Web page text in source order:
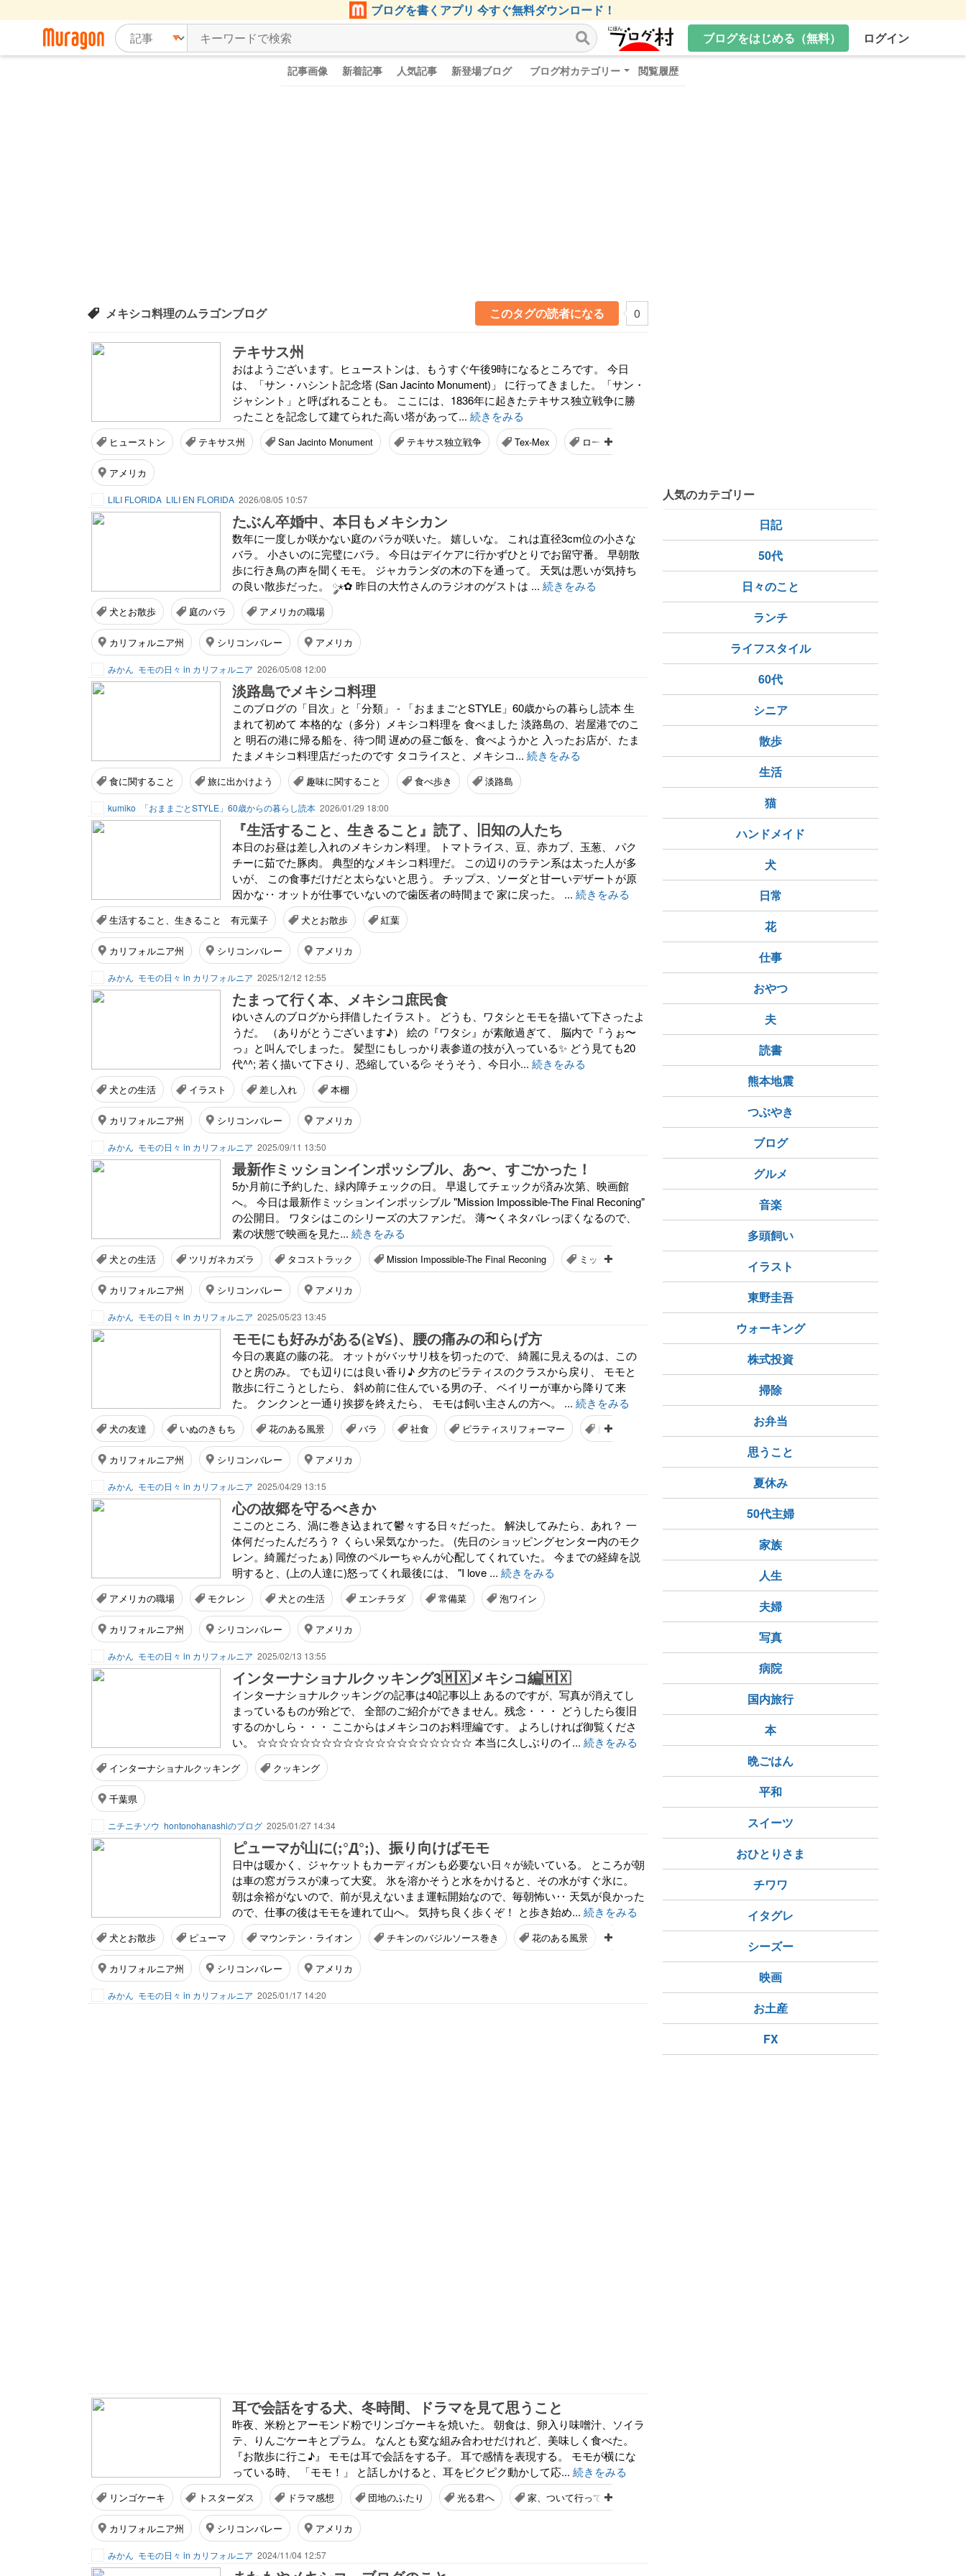
ブログを書くアプリ 今すぐ無料ダウンロード！
ブログをはじめる（無料）
ログイン
記事画像 新着記事 人気記事 新登場ブログ ブログ村カテゴリー 閲覧履歴
メキシコ料理のムラゴンブログ このタグの読者になる 0
テキサス州
おはようございます。ヒューストンは、もうすぐ午後9時になるところです。 今日
は、「サン・ハシント記念塔 (San Jacinto Monument)」 に行ってきました。「サン・
ジャシント」と呼ばれることも。 ここには、1836年に起きたテキサス独立戦争に勝
ったことを記念して建てられた高い塔があって... 続きをみる
ヒューストン テキサス州 San Jacinto Monument テキサス独立戦争 Tex-Mex ロードトリップ
アメリカ
LILI FLORIDA LILI EN FLORIDA 2026/08/05 10:57
たぶん卒婚中、本日もメキシカン
数年に一度しか咲かない庭のバラが咲いた。 嬉しいな。 これは直径3cm位の小さな
バラ。 小さいのに完璧にバラ。 今日はデイケアに行かずひとりでお留守番。 早朝散
歩に行き鳥の声を聞くモモ。 ジャカランダの木の下を通って。 天気は悪いが気持ち
の良い散歩だった。 ༘⋆✿ 昨日の大竹さんのラジオのゲストは ... 続きをみる
犬とお散歩 庭のバラ アメリカの職場
カリフォルニア州 シリコンバレー アメリカ
みかん モモの日々 in カリフォルニア 2026/05/08 12:00
淡路島でメキシコ料理
このブログの「目次」と「分類」 - 「おままごとSTYLE」60歳からの暮らし読本 生
まれて初めて 本格的な（多分）メキシコ料理を 食べました 淡路島の、岩屋港でのこ
と 明石の港に帰る船を、待つ間 遅めの昼ご飯を、食べようかと 入ったお店が、たま
たまメキシコ料理店だったのです タコライスと、メキシコ... 続きをみる
食に関すること 旅に出かけよう 趣味に関すること 食べ歩き 淡路島
kumiko 「おままごとSTYLE」60歳からの暮らし読本 2026/01/29 18:00
『生活すること、生きること』読了、旧知の人たち
本日のお昼は差し入れのメキシカン料理。 トマトライス、豆、赤カブ、玉葱、 パク
チーに茹でた豚肉。 典型的なメキシコ料理だ。 この辺りのラテン系は太った人が多
いが、 この食事だけだと太らないと思う。 チップス、ソーダと甘ーいデザートが原
因かな‥ オットが仕事でいないので歯医者の時間まで 家に戻った。 ... 続きをみる
生活すること、生きること 有元葉子 犬とお散歩 紅葉
カリフォルニア州 シリコンバレー アメリカ
みかん モモの日々 in カリフォルニア 2025/12/12 12:55
たまって行く本、メキシコ庶民食
ゆいさんのブログから拝借したイラスト。 どうも、ワタシとモモを描いて下さったよ
うだ。 （ありがとうございます♪） 絵の『ワタシ』が素敵過ぎて、 脳内で『うぉ〜
っ』と叫んでしまった。 髪型にもしっかり表参道の技が入っている✨ どう見ても20
代^^; 若く描いて下さり、恐縮している💦 そうそう、今日小... 続きをみる
犬との生活 イラスト 差し入れ 本棚
カリフォルニア州 シリコンバレー アメリカ
みかん モモの日々 in カリフォルニア 2025/09/11 13:50
最新作ミッションインポッシブル、あ〜、すごかった！
5か月前に予約した、緑内障チェックの日。 早退してチェックが済み次第、映画館
へ。 今日は最新作ミッションインポッシブル "Mission Impossible-The Final Reconing"
の公開日。 ワタシはこのシリーズの大ファンだ。 薄〜くネタバレっぽくなるので、
素の状態で映画を見た... 続きをみる
犬との生活 ツリガネカズラ タコストラック Mission Impossible-The Final Reconing ミッションインポッシブル ファイナルレコニング
カリフォルニア州 シリコンバレー アメリカ
みかん モモの日々 in カリフォルニア 2025/05/23 13:45
モモにも好みがある(≧∀≦)、腰の痛みの和らげ方
今日の裏庭の藤の花。 オットがバッサリ枝を切ったので、 綺麗に見えるのは、この
ひと房のみ。 でも辺りには良い香り♪ 夕方のピラティスのクラスから戻り、 モモと
散歩に行こうとしたら、 斜め前に住んでいる男の子、 ベイリーが車から降りて来
た。 クンクンと一通り挨拶を終えたら、 モモは飼い主さんの方へ。 ... 続きをみる
犬の友達 いぬのきもち 花のある風景 バラ 社食 ピラティスリフォーマー 藤の花
カリフォルニア州 シリコンバレー アメリカ
みかん モモの日々 in カリフォルニア 2025/04/29 13:15
心の故郷を守るべきか
ここのところ、渦に巻き込まれて鬱々する日々だった。 解決してみたら、あれ？ 一
体何だったんだろう？ くらい呆気なかった。 (先日のショッピングセンター内のモク
レン。綺麗だったぁ) 同僚のペルーちゃんが心配してくれていた。 今までの経緯を説
明すると、(上の人達に)怒ってくれ最後には、 "I love ... 続きをみる
アメリカの職場 モクレン 犬との生活 エンチラダ 常備菜 泡ワイン
カリフォルニア州 シリコンバレー アメリカ
みかん モモの日々 in カリフォルニア 2025/02/13 13:55
インターナショナルクッキング3🇲🇽メキシコ編🇲🇽
インターナショナルクッキングの記事は40記事以上 あるのですが、写真が消えてし
まっているものが殆どで、 全部のご紹介ができません。残念・・・ どうしたら復旧
するのかしら・・・ ここからはメキシコのお料理編です。 よろしければ御覧くださ
い。 ☆☆☆☆☆☆☆☆☆☆☆☆☆☆☆☆☆☆☆☆ 本当に久しぶりのイ... 続きをみる
インターナショナルクッキング クッキング
千葉県
ニチニチソウ hontonohanashiのブログ 2025/01/27 14:34
ピューマが山に(;°Д°;)、振り向けばモモ
日中は暖かく、ジャケットもカーディガンも必要ない日々が続いている。 ところが朝
は車の窓ガラスが凍って大変。 氷を溶かそうと水をかけると、その水がすぐ氷に。
朝は余裕がないので、前が見えないまま運転開始なので、毎朝怖い‥ 天気が良かった
ので、仕事の後はモモを連れて山へ。 気持ち良く歩くぞ！ と歩き始め... 続きをみる
犬とお散歩 ピューマ マウンテン・ライオン チキンのバジルソース巻き 花のある風景
カリフォルニア州 シリコンバレー アメリカ
みかん モモの日々 in カリフォルニア 2025/01/17 14:20
耳で会話をする犬、冬時間、ドラマを見て思うこと
昨夜、米粉とアーモンド粉でリンゴケーキを焼いた。 朝食は、卵入り味噌汁、ソイラ
テ、りんごケーキとプラム。 なんとも変な組み合わせだけれど、美味しく食べた。
『お散歩に行こ♪』 モモは耳で会話をする子。 耳で感情を表現する。 モモが横にな
っている時、 「モモ！」 と話しかけると、耳をピクピク動かして応... 続きをみる
リンゴケーキ トスターダス ドラマ感想 団地のふたり 光る君へ 家、ついて行ってイイですか
カリフォルニア州 シリコンバレー アメリカ
みかん モモの日々 in カリフォルニア 2024/11/04 12:57
人気のカテゴリー
日記
50代
日々のこと
ランチ
ライフスタイル
60代
シニア
散歩
生活
猫
ハンドメイド
犬
日常
花
仕事
おやつ
夫
読書
熊本地震
つぶやき
ブログ
グルメ
音楽
多頭飼い
イラスト
東野圭吾
ウォーキング
株式投資
掃除
お弁当
思うこと
夏休み
50代主婦
家族
人生
夫婦
写真
病院
国内旅行
本
晩ごはん
平和
スイーツ
おひとりさま
チワワ
イタグレ
シーズー
映画
お土産
FX